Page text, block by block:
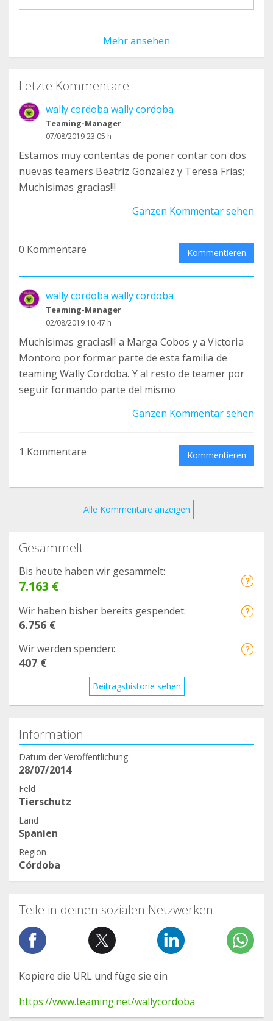
Mehr ansehen
Letzte Kommentare
wally cordoba wally cordoba
Teaming-Manager
07/08/2019 23:05 h
Estamos muy contentas de poner contar con dos
nuevas teamers Beatriz Gonzalez y Teresa Frias;
Muchisimas gracias!!!
Ganzen Kommentar sehen
0 Kommentare Kommentieren
wally cordoba wally cordoba
Teaming-Manager
02/08/2019 10:47 h
Muchisimas gracias!!! a Marga Cobos y a Victoria
Montoro por formar parte de esta familia de
teaming Wally Cordoba. Y al resto de teamer por
seguir formando parte del mismo
Ganzen Kommentar sehen
1 Kommentare Kommentieren
Alle Kommentare anzeigen
Gesammelt
Bis heute haben wir gesammelt:
7.163 €
Wir haben bisher bereits gespendet:
6.756 €
Wir werden spenden:
407 €
Beitragshistorie sehen
Information
Datum der Veröffentlichung
28/07/2014
Feld
Tierschutz
Land
Spanien
Region
Córdoba
Teile in deinen sozialen Netzwerken
Kopiere die URL und füge sie ein
https://www.teaming.net/wallycordoba